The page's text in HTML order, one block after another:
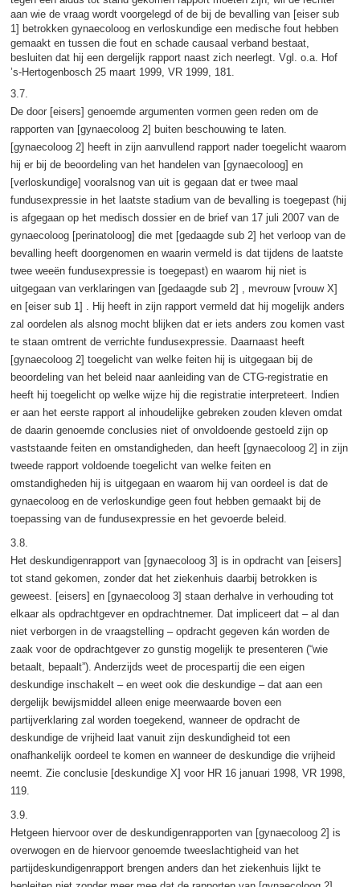
aan wie de vraag wordt voorgelegd of de bij de bevalling van [eiser sub
1] betrokken gynaecoloog en verloskundige een medische fout hebben
gemaakt en tussen die fout en schade causaal verband bestaat,
besluiten dat hij een dergelijk rapport naast zich neerlegt. Vgl. o.a. Hof
’s-Hertogenbosch 25 maart 1999, VR 1999, 181.
3.7.
De door [eisers] genoemde argumenten vormen geen reden om de
rapporten van [gynaecoloog 2] buiten beschouwing te laten.
[gynaecoloog 2] heeft in zijn aanvullend rapport nader toegelicht waarom
hij er bij de beoordeling van het handelen van [gynaecoloog] en
[verloskundige] vooralsnog van uit is gegaan dat er twee maal
fundusexpressie in het laatste stadium van de bevalling is toegepast (hij
is afgegaan op het medisch dossier en de brief van 17 juli 2007 van de
gynaecoloog [perinatoloog] die met [gedaagde sub 2] het verloop van de
bevalling heeft doorgenomen en waarin vermeld is dat tijdens de laatste
twee weeën fundusexpressie is toegepast) en waarom hij niet is
uitgegaan van verklaringen van [gedaagde sub 2] , mevrouw [vrouw X]
en [eiser sub 1] . Hij heeft in zijn rapport vermeld dat hij mogelijk anders
zal oordelen als alsnog mocht blijken dat er iets anders zou komen vast
te staan omtrent de verrichte fundusexpressie. Daarnaast heeft
[gynaecoloog 2] toegelicht van welke feiten hij is uitgegaan bij de
beoordeling van het beleid naar aanleiding van de CTG-registratie en
heeft hij toegelicht op welke wijze hij die registratie interpreteert. Indien
er aan het eerste rapport al inhoudelijke gebreken zouden kleven omdat
de daarin genoemde conclusies niet of onvoldoende gestoeld zijn op
vaststaande feiten en omstandigheden, dan heeft [gynaecoloog 2] in zijn
tweede rapport voldoende toegelicht van welke feiten en
omstandigheden hij is uitgegaan en waarom hij van oordeel is dat de
gynaecoloog en de verloskundige geen fout hebben gemaakt bij de
toepassing van de fundusexpressie en het gevoerde beleid.
3.8.
Het deskundigenrapport van [gynaecoloog 3] is in opdracht van [eisers]
tot stand gekomen, zonder dat het ziekenhuis daarbij betrokken is
geweest. [eisers] en [gynaecoloog 3] staan derhalve in verhouding tot
elkaar als opdrachtgever en opdrachtnemer. Dat impliceert dat – al dan
niet verborgen in de vraagstelling – opdracht gegeven kán worden de
zaak voor de opdrachtgever zo gunstig mogelijk te presenteren (“wie
betaalt, bepaalt”). Anderzijds weet de procespartij die een eigen
deskundige inschakelt – en weet ook die deskundige – dat aan een
dergelijk bewijsmiddel alleen enige meerwaarde boven een
partijverklaring zal worden toegekend, wanneer de opdracht de
deskundige de vrijheid laat vanuit zijn deskundigheid tot een
onafhankelijk oordeel te komen en wanneer de deskundige die vrijheid
neemt. Zie conclusie [deskundige X] voor HR 16 januari 1998, VR 1998,
119.
3.9.
Hetgeen hiervoor over de deskundigenrapporten van [gynaecoloog 2] is
overwogen en de hiervoor genoemde tweeslachtigheid van het
partijdeskundigenrapport brengen anders dan het ziekenhuis lijkt te